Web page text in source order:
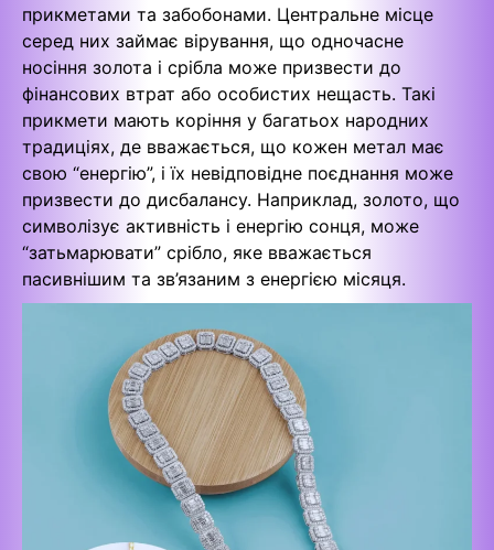
прикметами та забобонами. Центральне місце
серед них займає вірування, що одночасне
носіння золота і срібла може призвести до
фінансових втрат або особистих нещасть. Такі
прикмети мають коріння у багатьох народних
традиціях, де вважається, що кожен метал має
свою “енергію”, і їх невідповідне поєднання може
призвести до дисбалансу. Наприклад, золото, що
символізує активність і енергію сонця, може
“затьмарювати” срібло, яке вважається
пасивнішим та зв’язаним з енергією місяця.